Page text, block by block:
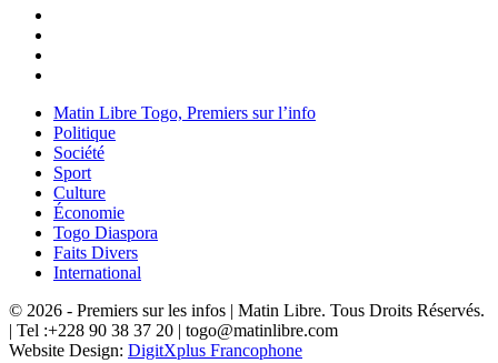
Matin Libre Togo, Premiers sur l’info
Politique
Société
Sport
Culture
Économie
Togo Diaspora
Faits Divers
International
© 2026 - Premiers sur les infos | Matin Libre. Tous Droits Réservés.
| Tel :+228 90 38 37 20 | togo@matinlibre.com
Website Design: DigitXplus Francophone